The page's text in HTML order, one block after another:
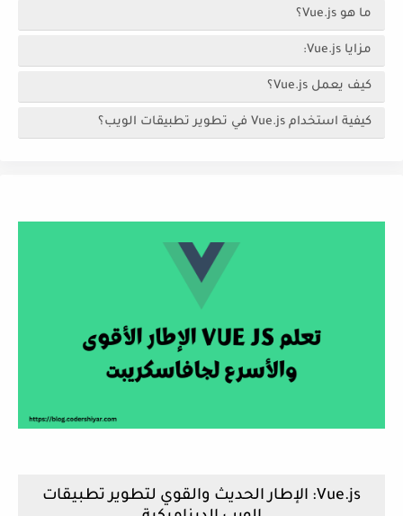
ما هو Vue.js؟
مزايا Vue.js:
كيف يعمل Vue.js؟
كيفية استخدام Vue.js في تطوير تطبيقات الويب؟
Vue.js: الإطار الحديث والقوي لتطوير تطبيقات